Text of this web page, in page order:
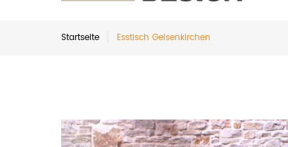
Startseite Esstisch Gelsenkirchen